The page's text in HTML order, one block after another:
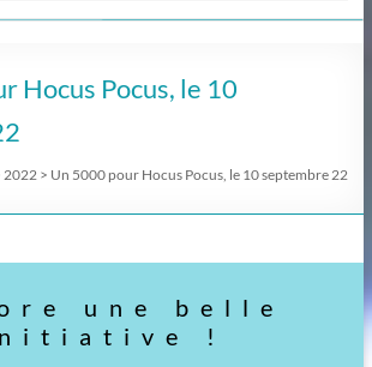
Hocus Pocus, le 10
2022 > Un 5000 pour Hocus Pocus, le 10 septembre 22
une belle
!